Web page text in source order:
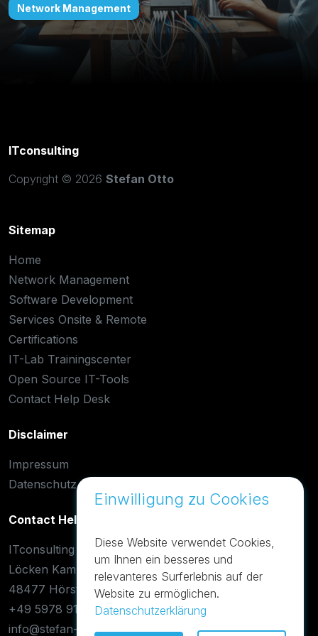
Infrastruktur und Prozesse zu optimieren.
Network Management
Software Development
Services Onsite & Remote
Certifications
IT-Lab Traningscenter
ITconsulting
Copyright © 2026 Stefan Otto
Sitemap
Home
Network Management
Software Development
Services Onsite & Remote
Certifications
IT-Lab Trainingscenter
Open Source IT-Tools
Contact Help Desk
Disclaimer
Impressum
Datenschutz
Contact Help Desk
ITconsulting
Löcken Kamp 42
48477 Hörstel-Dreierwalde
+49 5978 9188955
info@stefan-otto.de
Einwilligung zu Cookies
Diese Website verwendet Cookies,
um Ihnen ein besseres und
relevanteres Surferlebnis auf der
Website zu ermöglichen.
Datenschutzerklärung